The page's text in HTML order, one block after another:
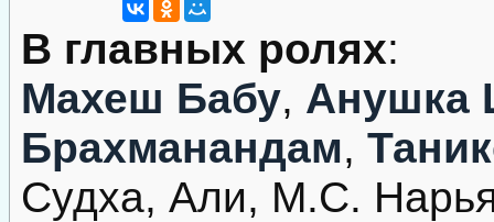
В главных ролях:
Махеш Бабу, Анушка
Брахманандам,
Судха, Али, М.С.